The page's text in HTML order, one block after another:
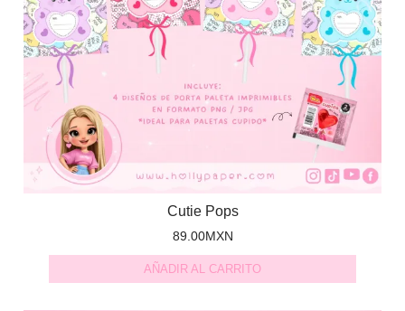
Cutie Pops
89.00MXN
AÑADIR AL CARRITO